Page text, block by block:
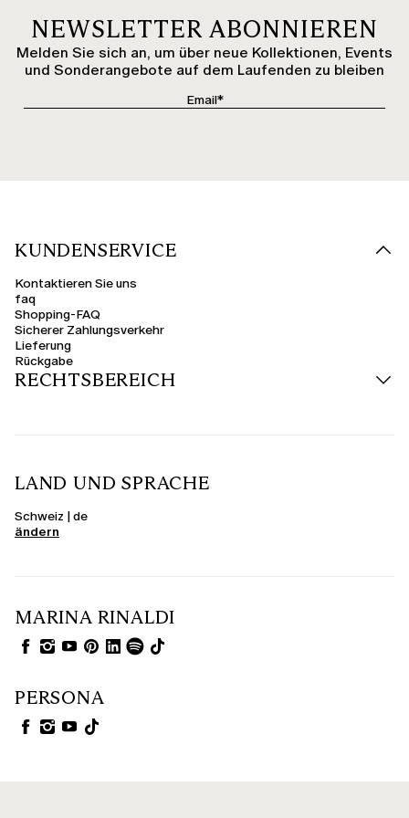
NEWSLETTER ABONNIEREN
Melden Sie sich an, um über neue Kollektionen, Events
und Sonderangebote auf dem Laufenden zu bleiben
KUNDENSERVICE
Kontaktieren Sie uns
faq
Shopping-FAQ
Sicherer Zahlungsverkehr
Lieferung
Rückgabe
RECHTSBEREICH
LAND UND SPRACHE
Schweiz | de
ändern
MARINA RINALDI
PERSONA